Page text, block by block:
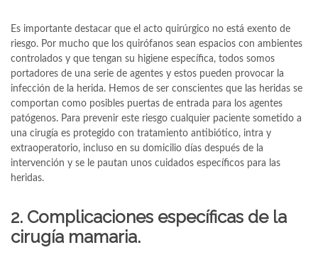
Es importante destacar que el acto quirúrgico no está exento de
riesgo. Por mucho que los quirófanos sean espacios con ambientes
controlados y que tengan su higiene específica, todos somos
portadores de una serie de agentes y estos pueden provocar la
infección de la herida. Hemos de ser conscientes que las heridas se
comportan como posibles puertas de entrada para los agentes
patógenos. Para prevenir este riesgo cualquier paciente sometido a
una cirugía es protegido con tratamiento antibiótico, intra y
extraoperatorio, incluso en su domicilio días después de la
intervención y se le pautan unos cuidados específicos para las
heridas.
2. Complicaciones específicas de la
cirugía mamaria.